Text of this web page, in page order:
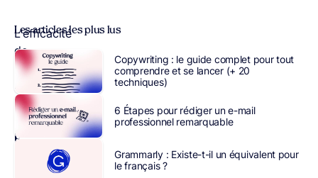
L’efficacité
de
la
lettre
de
motivation
pour
candidature
Les articles les plus lus
Copywriting : le guide complet pour tout
comprendre et se lancer (+ 20
techniques)
6 Étapes pour rédiger un e-mail
professionnel remarquable
Grammarly : Existe-t-il un équivalent pour
le français ?